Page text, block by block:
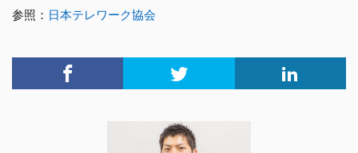
参照： 日本テレワーク協会